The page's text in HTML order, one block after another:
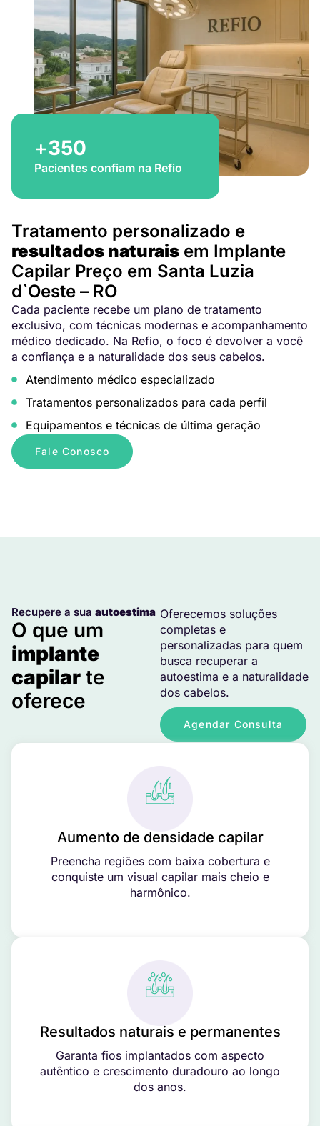
+350
Pacientes confiam na Refio
Tratamento personalizado e
resultados naturais em Implante
Capilar Preço em Santa Luzia
d`Oeste – RO
Cada paciente recebe um plano de tratamento
exclusivo, com técnicas modernas e acompanhamento
médico dedicado. Na Refio, o foco é devolver a você
a confiança e a naturalidade dos seus cabelos.
Atendimento médico especializado
Tratamentos personalizados para cada perfil
Equipamentos e técnicas de última geração
Fale Conosco
Recupere a sua autoestima
O que um
implante
capilar te
oferece
Oferecemos soluções
completas e
personalizadas para quem
busca recuperar a
autoestima e a naturalidade
dos cabelos.
Agendar Consulta
Aumento de densidade capilar
Preencha regiões com baixa cobertura e
conquiste um visual capilar mais cheio e
harmônico.
Resultados naturais e permanentes
Garanta fios implantados com aspecto
autêntico e crescimento duradouro ao longo
dos anos.